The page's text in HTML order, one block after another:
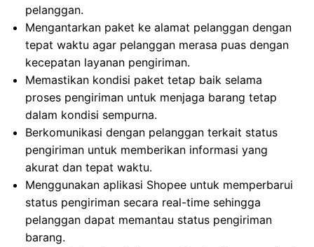
pelanggan.
Mengantarkan paket ke alamat pelanggan dengan
tepat waktu agar pelanggan merasa puas dengan
kecepatan layanan pengiriman.
Memastikan kondisi paket tetap baik selama
proses pengiriman untuk menjaga barang tetap
dalam kondisi sempurna.
Berkomunikasi dengan pelanggan terkait status
pengiriman untuk memberikan informasi yang
akurat dan tepat waktu.
Menggunakan aplikasi Shopee untuk memperbarui
status pengiriman secara real-time sehingga
pelanggan dapat memantau status pengiriman
barang.